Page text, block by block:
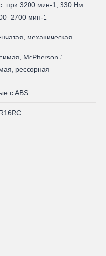
при 3200 мин-1, 330 Нм
мин-1
механическая
McPherson /
рессорная
с ABS